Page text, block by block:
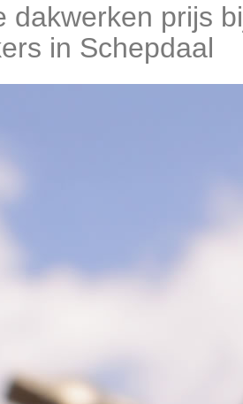
dakwerken prijs
in Schepdaal